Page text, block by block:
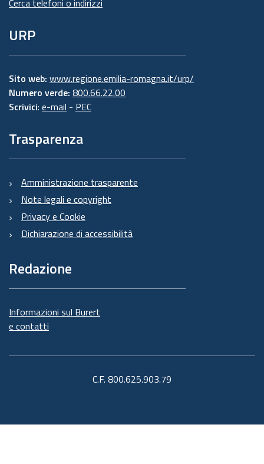
URP
Sito web: www.regione.emilia-romagna.it/urp/
Numero verde: 800.66.22.00
Scrivici: e-mail - PEC
Trasparenza
Amministrazione trasparente
Note legali e copyright
Privacy e Cookie
Dichiarazione di accessibilità
Redazione
Informazioni sul Burert
e contatti
C.F. 800.625.903.79